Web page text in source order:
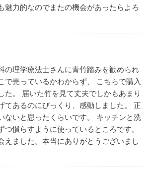
魅力的なのでまたの機会があったらよろ
の理学療法士さんに青竹踏みを勧められ
で売っているかわからず、
こちらで購入
た。
届いた竹を見て丈夫でしかもあまり
てあるのにびっくり、感動しました。
正
ないと思ったくらいです。
キッチンと洗
つ慣らすように使っているところです。
えました。本当にありがとうございまし